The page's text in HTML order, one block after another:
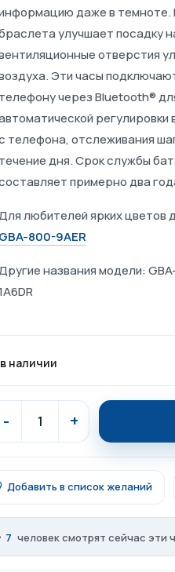
даже в темноте.
улучшает посадку
отверстия
Эти часы
телефону через Bluetooth®
телефона, отслеживания
течение дня. Срок службы
примерно два
любителей ярких цветов
GBA-800-9AER
названия модели:
наличии
Добавить в список желаний
7 человек смотрят сейчас эти